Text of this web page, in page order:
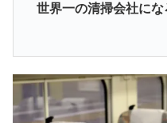
世界一の清掃会社にな